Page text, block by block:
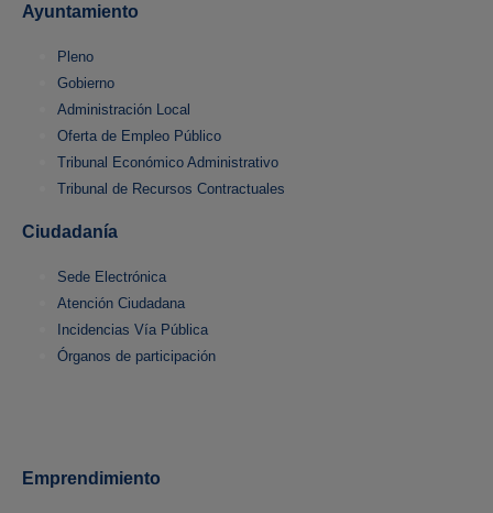
Ayuntamiento
Pleno
Gobierno
Administración Local
Oferta de Empleo Público
Tribunal Económico Administrativo
Tribunal de Recursos Contractuales
Ciudadanía
Sede Electrónica
Atención Ciudadana
Incidencias Vía Pública
Órganos de participación
Emprendimiento